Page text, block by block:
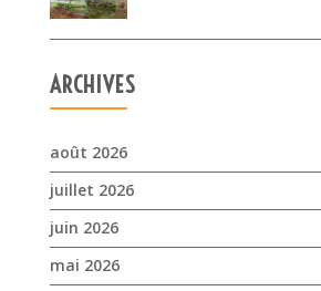
ARCHIVES
août 2026
juillet 2026
juin 2026
mai 2026